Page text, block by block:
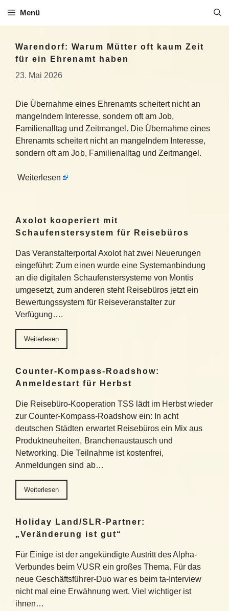
Inhalt
Menü
Warendorf: Warum Mütter oft kaum Zeit
für ein Ehrenamt haben
23. Mai 2026
Die Übernahme eines Ehrenamts scheitert nicht an
mangelndem Interesse, sondern oft am Job,
Familienalltag und Zeitmangel. Die Übernahme eines
Ehrenamts scheitert nicht an mangelndem Interesse,
sondern oft am Job, Familienalltag und Zeitmangel.
Weiterlesen
Axolot kooperiert mit
Schaufenstersystem für Reisebüros
Das Veranstalterportal Axolot hat zwei Neuerungen
eingeführt: Zum einen wurde eine Systemanbindung
an die digitalen Schaufenstersysteme von Montis
umgesetzt, zum anderen steht Reisebüros jetzt ein
Bewertungssystem für Reiseveranstalter zur
Verfügung….
Weiterlesen
Counter-Kompass-Roadshow:
Anmeldestart für Herbst
Die Reisebüro-Kooperation TSS lädt im Herbst wieder
zur Counter-Kompass-Roadshow ein: In acht
deutschen Städten erwartet Reisebüros ein Mix aus
Produktneuheiten, Branchenaustausch und
Networking. Die Teilnahme ist kostenfrei,
Anmeldungen sind ab…
Weiterlesen
Holiday Land/SLR-Partner:
„Veränderung ist gut“
Für Einige ist der angekündigte Austritt des Alpha-
Verbundes beim VUSR ein großes Thema. Für das
neue Geschäftsführer-Duo war es beim ta-Interview
nicht mal eine Erwähnung wert. Viel wichtiger ist
ihnen…